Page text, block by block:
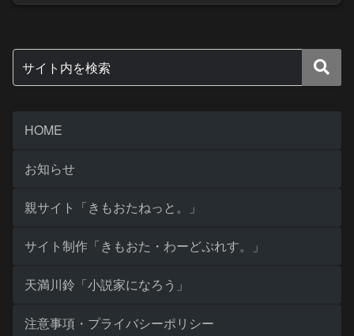
HOME
お知らせ
親サイト「きもおたねっと。」
サイト制作「きもおた・わーどぷれす。」
天満川鈴「小説家になろう」
注意事項・プライバシーポリシー